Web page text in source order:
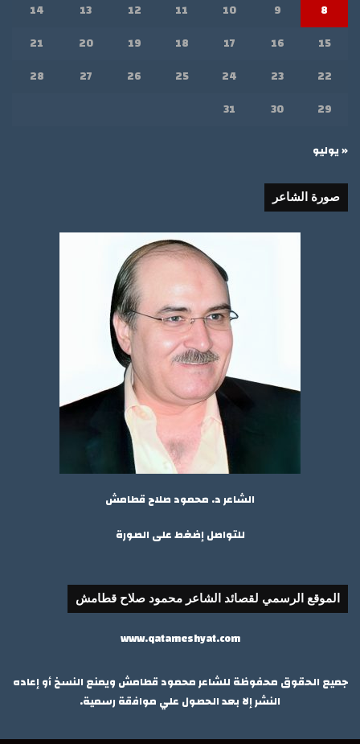
8
9
10
11
12
13
14
15
16
17
18
19
20
21
22
23
24
25
26
27
28
29
30
31
« يوليو
صورة الشاعر
الشاعر د. محمود صلاح قطامش
للتواصل إضغط على الصورة
الموقع الرسمي لقصائد الشاعر محمود صلاح قطامش
www.qatameshyat.com
جميع الحقوق محفوظة للشاعر محمود قطامش ويمنع النسخ أو إعاده
النشر إلا بعد الحصول علي موافقة رسمية.